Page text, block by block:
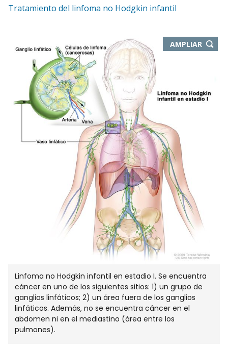
Tratamiento del linfoma no Hodgkin infantil
AMPLIAR-
ABRE
Linfoma no Hodgkin infantil en estadio I. Se encuentra
cáncer en uno de los siguientes sitios: 1) un grupo de
ganglios linfáticos; 2) un área fuera de los ganglios
linfáticos. Además, no se encuentra cáncer en el
abdomen ni en el mediastino (área entre los
pulmones).